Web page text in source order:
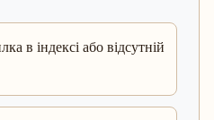
в індексі або відсутній